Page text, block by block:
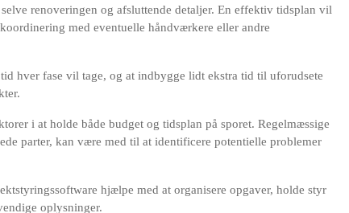
renoveringen og afsluttende detaljer. En effektiv tidsplan vil
med eventuelle håndværkere eller andre
hver fase vil tage, og at indbygge lidt ekstra tid til uforudsete
i at holde både budget og tidsplan på sporet. Regelmæssige
parter, kan være med til at identificere potentielle problemer
hjælpe med at organisere opgaver, holde styr
oplysninger.